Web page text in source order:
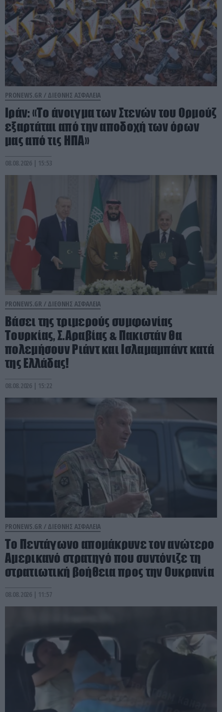
PRONEWS.GR / ΔΙΕΘΝΗΣ ΑΣΦΑΛΕΙΑ
Ιράν: «Το άνοιγμα των Στενών του Ορμούζ
εξαρτάται από την αποδοχή των όρων
μας από τις ΗΠΑ»
08.08.2026 | 15:53
PRONEWS.GR / ΔΙΕΘΝΗΣ ΑΣΦΑΛΕΙΑ
Βάσει της τριμερούς συμφωνίας
Τουρκίας, Σ.Αραβίας & Πακιστάν θα
πολεμήσουν Ριάντ και Ισλαμαμπάντ κατά
της Ελλάδας!
08.08.2026 | 15:22
PRONEWS.GR / ΔΙΕΘΝΗΣ ΑΣΦΑΛΕΙΑ
Το Πεντάγωνο απομάκρυνε τον ανώτερο
Αμερικανό στρατηγό που συντόνιζε τη
στρατιωτική βοήθεια προς την Ουκρανία
08.08.2026 | 11:57